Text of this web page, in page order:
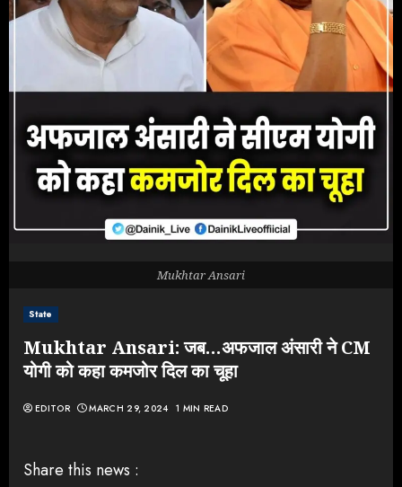
State
Mukhtar Ansari: जब…अफजाल अंसारी ने CM
योगी को कहा कमजोर दिल का चूहा
EDITOR MARCH 29, 2024 1 MIN READ
Mukhtar Ansari
Share this news :